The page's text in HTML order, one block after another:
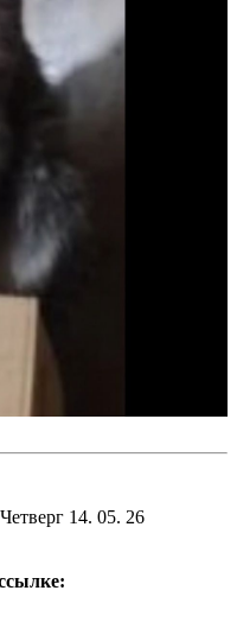
14. 05. 26